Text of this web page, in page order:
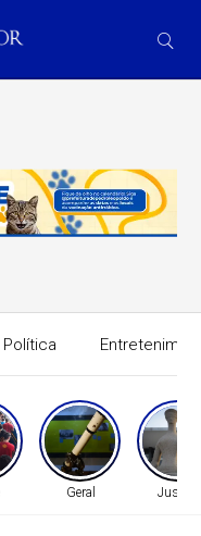
Política
Geral Justiça